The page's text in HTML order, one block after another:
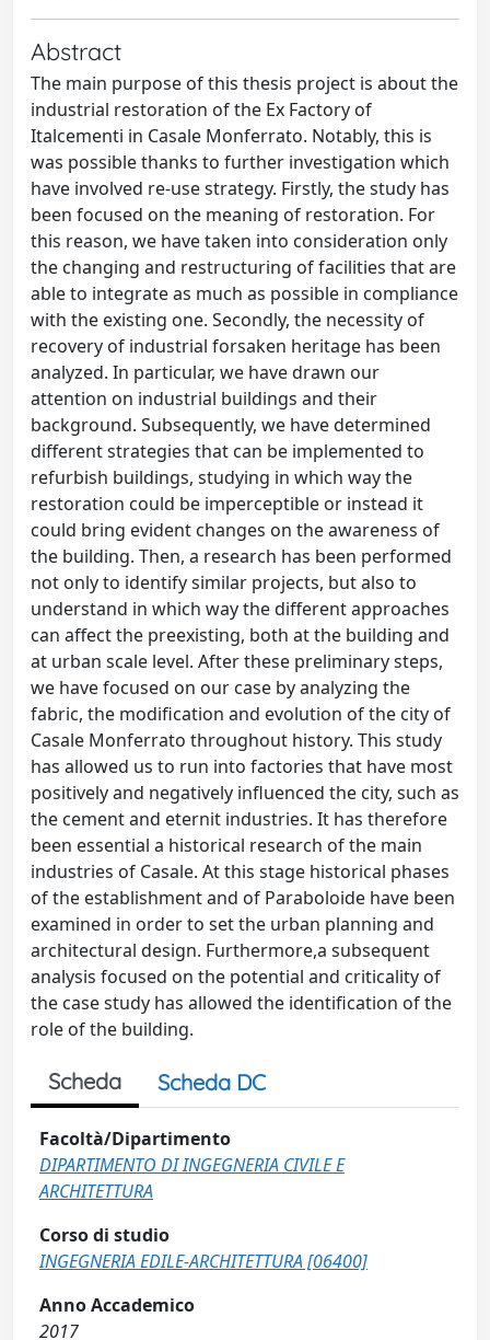
Abstract
The main purpose of this thesis project is about the
industrial restoration of the Ex Factory of
Italcementi in Casale Monferrato. Notably, this is
was possible thanks to further investigation which
have involved re-use strategy. Firstly, the study has
been focused on the meaning of restoration. For
this reason, we have taken into consideration only
the changing and restructuring of facilities that are
able to integrate as much as possible in compliance
with the existing one. Secondly, the necessity of
recovery of industrial forsaken heritage has been
analyzed. In particular, we have drawn our
attention on industrial buildings and their
background. Subsequently, we have determined
different strategies that can be implemented to
refurbish buildings, studying in which way the
restoration could be imperceptible or instead it
could bring evident changes on the awareness of
the building. Then, a research has been performed
not only to identify similar projects, but also to
understand in which way the different approaches
can affect the preexisting, both at the building and
at urban scale level. After these preliminary steps,
we have focused on our case by analyzing the
fabric, the modification and evolution of the city of
Casale Monferrato throughout history. This study
has allowed us to run into factories that have most
positively and negatively influenced the city, such as
the cement and eternit industries. It has therefore
been essential a historical research of the main
industries of Casale. At this stage historical phases
of the establishment and of Paraboloide have been
examined in order to set the urban planning and
architectural design. Furthermore,a subsequent
analysis focused on the potential and criticality of
the case study has allowed the identification of the
role of the building.
Scheda Scheda DC
Facoltà/Dipartimento
DIPARTIMENTO DI INGEGNERIA CIVILE E
ARCHITETTURA
Corso di studio
INGEGNERIA EDILE-ARCHITETTURA [06400]
Anno Accademico
2017